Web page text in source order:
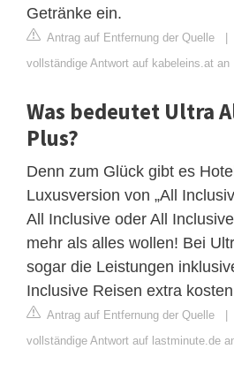
Getränke ein.
Antrag auf Entfernung der Quelle
vollständige Antwort auf kabeleins.at an
Was bedeutet Ultra
Plus?
Denn zum Glück gibt es
Luxusversion von „All
All Inclusive oder All
mehr als alles wollen! Bei
sogar die Leistungen
Inclusive Reisen extra
Antrag auf Entfernung der Quelle
vollständige Antwort auf lastminute.de